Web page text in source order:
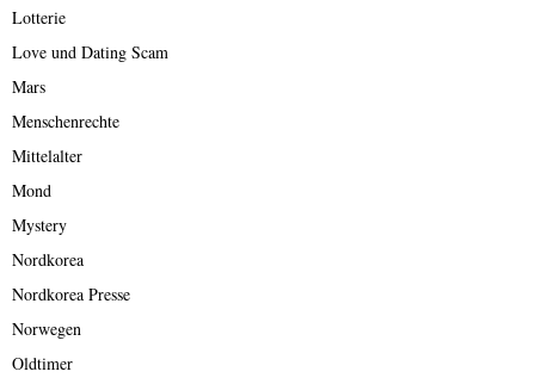
Lotterie
Love und Dating Scam
Mars
Menschenrechte
Mittelalter
Mond
Mystery
Nordkorea
Nordkorea Presse
Norwegen
Oldtimer